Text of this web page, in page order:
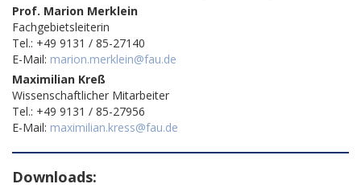
Prof. Marion Merklein
Fachgebietsleiterin
Tel.: +49 9131 / 85-27140
E-Mail: marion.merklein@fau.de
Maximilian Kreß
Wissenschaftlicher Mitarbeiter
Tel.: +49 9131 / 85-27956
E-Mail: maximilian.kress@fau.de
Downloads: